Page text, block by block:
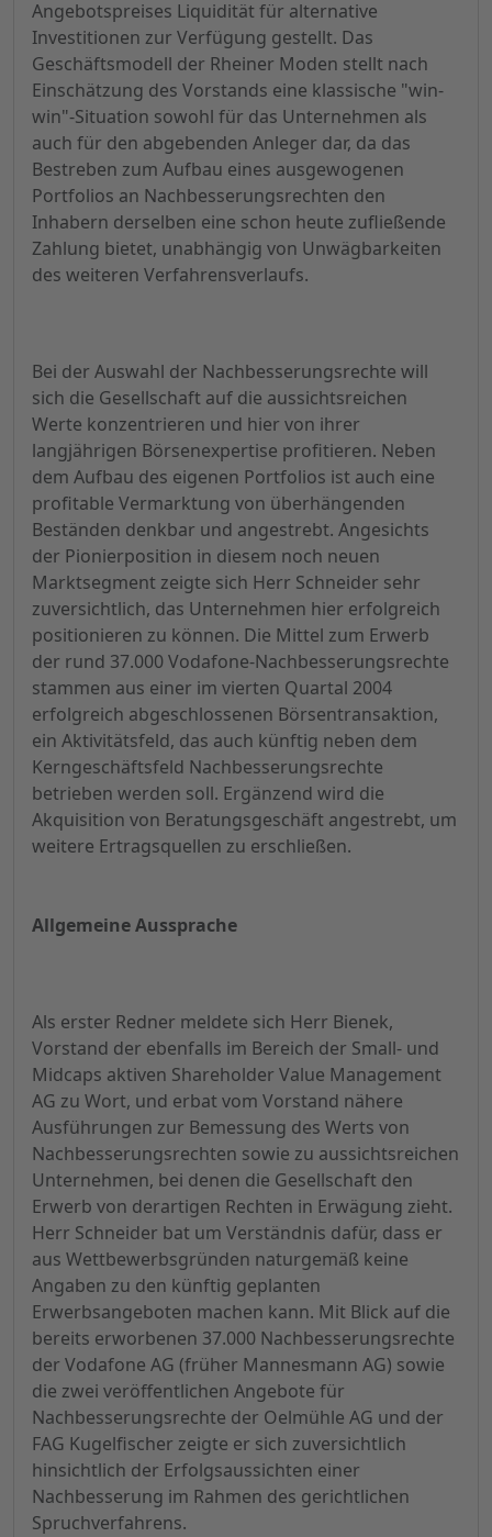
Angebotspreises Liquidität für alternative
Investitionen zur Verfügung gestellt. Das
Geschäftsmodell der Rheiner Moden stellt nach
Einschätzung des Vorstands eine klassische "win-
win"-Situation sowohl für das Unternehmen als
auch für den abgebenden Anleger dar, da das
Bestreben zum Aufbau eines ausgewogenen
Portfolios an Nachbesserungsrechten den
Inhabern derselben eine schon heute zufließende
Zahlung bietet, unabhängig von Unwägbarkeiten
des weiteren Verfahrensverlaufs.
Bei der Auswahl der Nachbesserungsrechte will
sich die Gesellschaft auf die aussichtsreichen
Werte konzentrieren und hier von ihrer
langjährigen Börsenexpertise profitieren. Neben
dem Aufbau des eigenen Portfolios ist auch eine
profitable Vermarktung von überhängenden
Beständen denkbar und angestrebt. Angesichts
der Pionierposition in diesem noch neuen
Marktsegment zeigte sich Herr Schneider sehr
zuversichtlich, das Unternehmen hier erfolgreich
positionieren zu können. Die Mittel zum Erwerb
der rund 37.000 Vodafone-Nachbesserungsrechte
stammen aus einer im vierten Quartal 2004
erfolgreich abgeschlossenen Börsentransaktion,
ein Aktivitätsfeld, das auch künftig neben dem
Kerngeschäftsfeld Nachbesserungsrechte
betrieben werden soll. Ergänzend wird die
Akquisition von Beratungsgeschäft angestrebt, um
weitere Ertragsquellen zu erschließen.
Allgemeine Aussprache
Als erster Redner meldete sich Herr Bienek,
Vorstand der ebenfalls im Bereich der Small- und
Midcaps aktiven Shareholder Value Management
AG zu Wort, und erbat vom Vorstand nähere
Ausführungen zur Bemessung des Werts von
Nachbesserungsrechten sowie zu aussichtsreichen
Unternehmen, bei denen die Gesellschaft den
Erwerb von derartigen Rechten in Erwägung zieht.
Herr Schneider bat um Verständnis dafür, dass er
aus Wettbewerbsgründen naturgemäß keine
Angaben zu den künftig geplanten
Erwerbsangeboten machen kann. Mit Blick auf die
bereits erworbenen 37.000 Nachbesserungsrechte
der Vodafone AG (früher Mannesmann AG) sowie
die zwei veröffentlichen Angebote für
Nachbesserungsrechte der Oelmühle AG und der
FAG Kugelfischer zeigte er sich zuversichtlich
hinsichtlich der Erfolgsaussichten einer
Nachbesserung im Rahmen des gerichtlichen
Spruchverfahrens.